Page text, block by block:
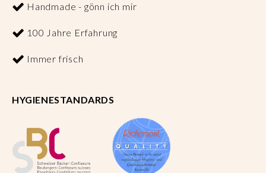
Handmade - gönn ich mir
100 Jahre Erfahrung
Immer frisch
HYGIENESTANDARDS